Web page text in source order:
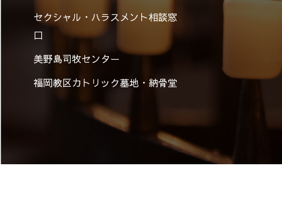
セクシャル・ハラスメント相談窓
口
美野島司牧センター
福岡教区カトリック墓地・納骨堂